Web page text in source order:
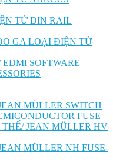
TỬ DIN RAIL
GA LOẠI ĐIỆN TỬ
SOFTWARE
MÜLLER SWITCH
FUSE
JEAN MÜLLER HV
MÜLLER NH FUSE-